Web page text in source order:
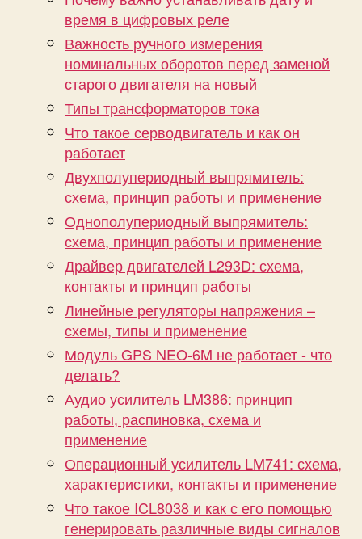
время в цифровых реле
Важность ручного измерения
номинальных оборотов перед заменой
старого двигателя на новый
Типы трансформаторов тока
Что такое серводвигатель и как он
работает
Двухполупериодный выпрямитель:
схема, принцип работы и применение
Однополупериодный выпрямитель:
схема, принцип работы и применение
Драйвер двигателей L293D: схема,
контакты и принцип работы
Линейные регуляторы напряжения –
схемы, типы и применение
Модуль GPS NEO-6M не работает - что
делать?
Аудио усилитель LM386: принцип
работы, распиновка, схема и
применение
Операционный усилитель LM741: схема,
характеристики, контакты и применение
Что такое ICL8038 и как с его помощью
генерировать различные виды сигналов